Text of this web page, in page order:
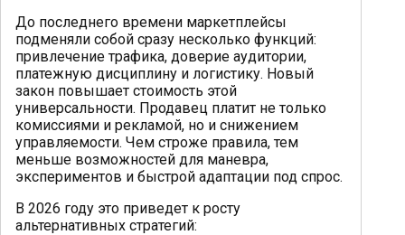
До последнего времени маркетплейсы
подменяли собой сразу несколько функций:
привлечение трафика, доверие аудитории,
платежную дисциплину и логистику. Новый
закон повышает стоимость этой
универсальности. Продавец платит не только
комиссиями и рекламой, но и снижением
управляемости. Чем строже правила, тем
меньше возможностей для маневра,
экспериментов и быстрой адаптации под спрос.
В 2026 году это приведет к росту
альтернативных стратегий: